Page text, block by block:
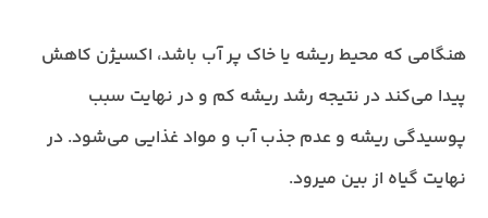
هنگامی که محیط ریشه یا خاک پر آب باشد، اکسیژن کاهش
پیدا می‌کند در نتیجه رشد ریشه کم و در نهایت سبب
پوسیدگی ریشه و عدم جذب آب و مواد غذایی می‌شود. در
نهایت گیاه از بین میرود.